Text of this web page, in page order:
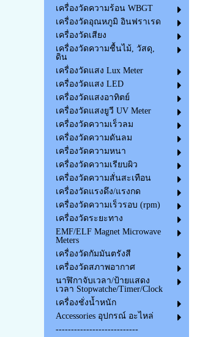
เครื่องวัดความร้อน WBGT
เครื่องวัดอุณหภูมิ อินฟราเรด
เครื่องวัดเสียง
เครื่องวัดความชื้นไม้, วัสดุ,
ดิน
เครื่องวัดแสง Lux Meter
เครื่องวัดแสง LED
เครื่องวัดแสงอาทิตย์
เครื่องวัดแสงยูวี UV Meter
เครื่องวัดความเร็วลม
เครื่องวัดความดันลม
เครื่องวัดความหนา
เครื่องวัดความเรียบผิว
เครื่องวัดความสั่นสะเทือน
เครื่องวัดแรงดึง/แรงกด
เครื่องวัดความเร็วรอบ (rpm)
เครื่องวัดระยะทาง
EMF/ELF Magnet Microwave
Meters
เครื่องวัดกัมมันตรังสี
เครื่องวัดสภาพอากาศ
นาฬิกาจับเวลา/ป้ายแสดง
เวลา Stopwatche/Timer/Clock
เครื่องชั่งน้ำหนัก
Accessories อุปกรณ์ อะไหล่
---------------------------